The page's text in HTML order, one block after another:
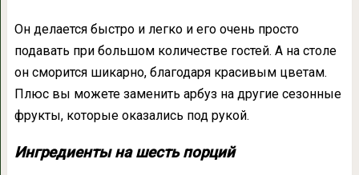
Он делается быстро и легко и его очень просто
подавать при большом количестве гостей. А на столе
он сморится шикарно, благодаря красивым цветам.
Плюс вы можете заменить арбуз на другие сезонные
фрукты, которые оказались под рукой.
Ингредиенты на шесть порций